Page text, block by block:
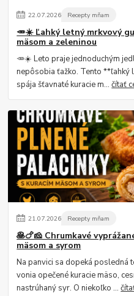
22.07.2026 Recepty mňam
🥕☀️ Ľahký letný mrkvový
mäsom a zeleninou
🥕☀️ Leto praje jednoduchým
nepôsobia ťažko. Tento
spája šťavnaté kuracie m...čítať
21.07.2026 Recepty mňam
🥞🍗🧀 Chrumkavé
mäsom a syrom
Na panvici sa dopeká posledná
vonia opečené kuracie mäso,
nastrúhaný syr. O niekoľko ...